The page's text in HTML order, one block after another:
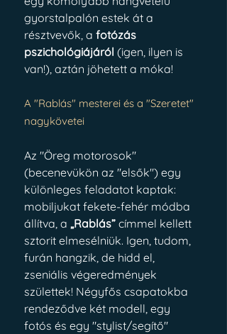
gyorstalpalón estek át a
résztvevők, a fotózás
pszichológiájáról (igen, ilyen is
van!), aztán jöhetett a móka!
A "Rablás" mesterei és a "Szeretet"
nagykövetei
Az "Öreg motorosok"
(becenevükön az "elsők") egy
különleges feladatot kaptak:
mobiljukat fekete-fehér módba
állítva, a „Rablás” címmel kellett
sztorit elmesélniük. Igen, tudom,
furán hangzik, de hidd el,
zseniális végeredmények
születtek! Négyfős csapatokba
rendeződve két modell, egy
fotós és egy "stylist/segítő"